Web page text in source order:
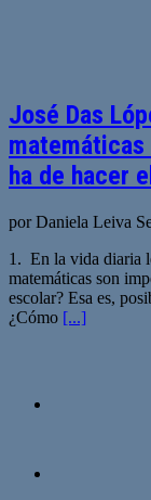
José Das
ha de hacer
por Daniela Leiva
1. En la vida diaria
matemáticas son
escolar? Esa es,
¿Cómo [...]